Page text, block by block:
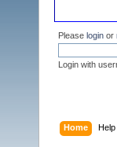
Please login or
Login with
Home Help